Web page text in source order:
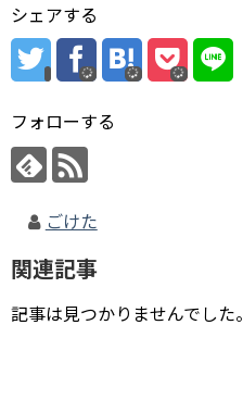
シェアする
フォローする
ごけた
関連記事
記事は見つかりませんでした。